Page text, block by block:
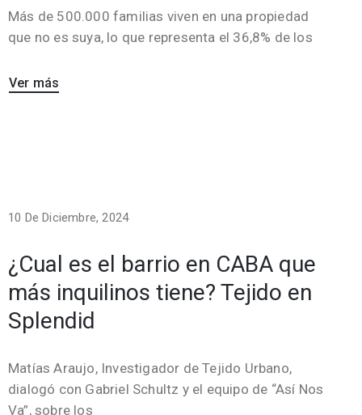
Más de 500.000 familias viven en una propiedad
que no es suya, lo que representa el 36,8% de los
Ver más
10 De Diciembre, 2024
¿Cual es el barrio en CABA que
más inquilinos tiene? Tejido en
Splendid
Matías Araujo, Investigador de Tejido Urbano,
dialogó con Gabriel Schultz y el equipo de “Así Nos
Va”, sobre los